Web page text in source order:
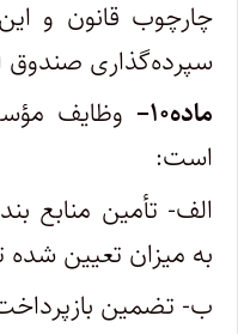
چارچوب قانون و
سپرده‌گذاری صندوق
ماده۱۰– وظایف
است:
به میزان تعیین
ب- تضمین